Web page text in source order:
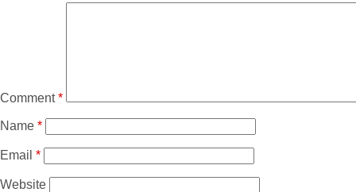
Comment*
Name *
Email *
Website